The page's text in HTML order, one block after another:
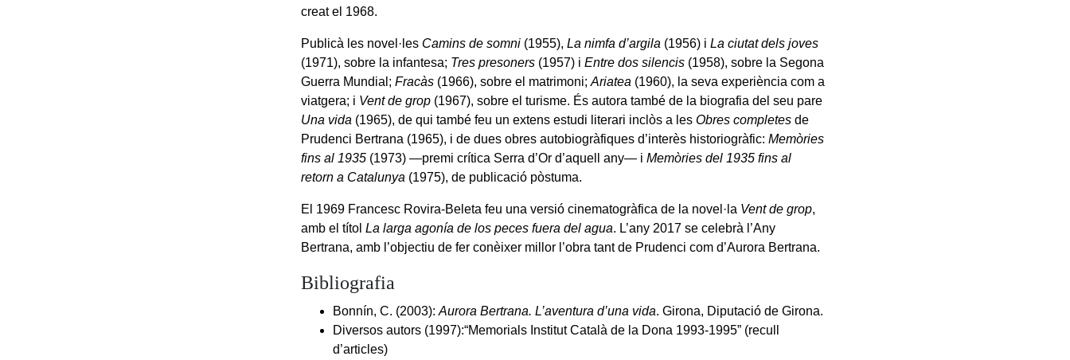
creat el 1968.
Publicà les novel·les Camins de somni (1955),La nimfa d’argila (1956) iLa ciutat dels joves
(1971), sobre la infantesa; Tres presoners (1957) iEntre dos silencis (1958), sobre la Segona
Guerra Mundial;Fracàs (1966), sobre el matrimoni;Ariatea (1960), la seva experiència com a
viatgera; i Vent de grop (1967), sobre el turisme. És autora també de la biografia del seu pare
Una vida (1965), de qui també feu un extens estudi literari inclòs a lesObres completes de
Prudenci Bertrana (1965), i de dues obres autobiogràfiques d’interès historiogràfic:Memòries
fins al 1935 (1973) —premi crítica Serra d’Or d’aquell any— iMemòries del 1935 fins al
retorn a Catalunya (1975), de publicació pòstuma.
El 1969 Francesc Rovira-Beleta feu una versió cinematogràfica de la novel·la Vent de grop,
amb el títolLa larga agonía de los peces fuera del agua. L’any 2017 se celebrà l’Any
Bertrana, amb l’objectiu de fer conèixer millor l’obra tant de Prudenci com d’Aurora Bertrana.
Bibliografia
Bonnín, C. (2003):Aurora Bertrana. L’aventura d’una vida. Girona, Diputació de Girona.
Diversos autors (1997):“Memorials Institut Català de la Dona 1993-1995” (recull
d’articles)